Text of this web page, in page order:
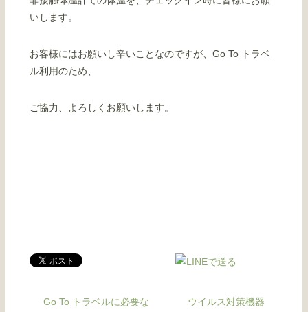
いします。
お客様にはお願いし辛いことなのですが、 Go To トラベ
ル利用のため、
ご協力、よろしくお願いします。
Go To トラベルに必要な
ウイルス対策機器